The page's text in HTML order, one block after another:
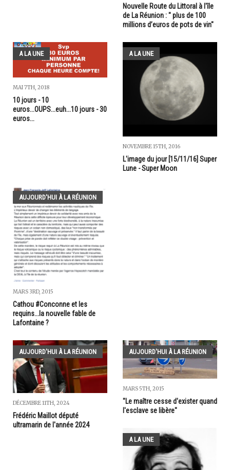
Nouvelle Route du Littoral à l'île
de La Réunion : " plus de 100
millions d’euros de pots de vin"
A LA UNE
MAI 7TH, 2018
10 jours - 10
euros...OUPS...euh...10 jours - 30
euros...
A LA UNE
NOVEMBRE 15TH, 2016
L'image du jour [15/11/16] Super
Lune - Super Moon
AUJOURD'HUI À LA RÉUNION
MARS 3RD, 2015
Cathou #Conconne et les
requins...la nouvelle fable de
Lafontaine ?
AUJOURD'HUI À LA RÉUNION
DÉCEMBRE 11TH, 2024
Frédéric Maillot député
ultramarin de l'année 2024
AUJOURD'HUI À LA RÉUNION
MARS 5TH, 2015
"Le maître cesse d'exister quand
l'esclave se libère"
A LA UNE